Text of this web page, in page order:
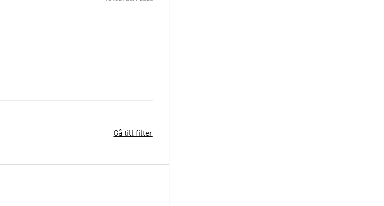
Gå till filter